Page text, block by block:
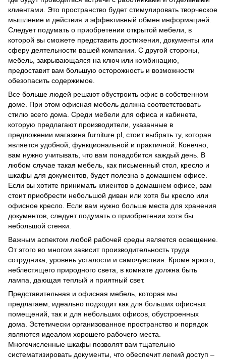
клиентами. Это пространство будет стимулировать творческое
мышление и действия и эффективный обмен информацией.
Следует подумать о приобретении открытой мебели, в
которой вы сможете представить достижения, документы или
сферу деятельности вашей компании. С другой стороны,
мебель, закрывающаяся на ключ или комбинацию,
предоставит вам большую осторожность и возможности
обезопасить содержимое.
Все больше людей решают обустроить офис в собственном
доме. При этом офисная мебель должна соответствовать
стилю всего дома. Среди мебели для офиса и кабинета,
которую предлагают производители, указанные в
предложении магазина furniture.pl, стоит выбрать ту, которая
является удобной, функциональной и практичной. Конечно,
вам нужно учитывать, что вам понадобится каждый день. В
любом случае такая мебель, как письменный стол, кресло и
шкафы для документов, будет полезна в домашнем офисе.
Если вы хотите принимать клиентов в домашнем офисе, вам
стоит приобрести небольшой диван или хотя бы кресло или
офисное кресло. Если вам нужно больше места для хранения
документов, следует подумать о приобретении хотя бы
небольшой стенки.
Важным аспектом любой рабочей среды является освещение.
От этого во многом зависит производительность труда
сотрудника, уровень усталости и самочувствия. Кроме яркого,
неблестящего природного света, в комнате должна быть
лампа, дающая теплый и приятный свет.
Представительная и офисная мебель, которая мы
предлагаем, идеально подходит как для больших офисных
помещений, так и для небольших офисов, обустроенных
дома. Эстетически организованное пространство и порядок
являются идеалом хорошего рабочего места.
Многочисленные шкафы позволят вам тщательно
систематизировать документы, что обеспечит легкий доступ –